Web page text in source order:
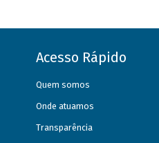
Acesso Rápido
Quem somos
Onde atuamos
Transparência